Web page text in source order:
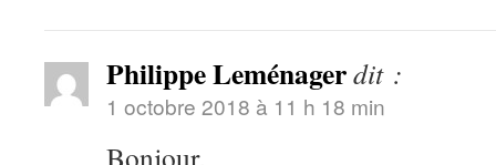
Philippe Leménagerdit :
1 octobre 2018 à 11 h 18 min
Bonjour,